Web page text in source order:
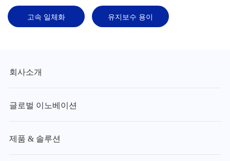
고속 일체화 유지보수 용이
회사소개
글로벌 이노베이션
제품 & 솔루션